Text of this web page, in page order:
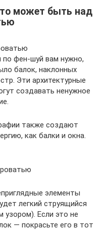
может быть над
по фен-шуй вам нужно,
балок, наклонных
Эти архитектурные
создавать ненужное
также создают
как балки и окна.
элементы
легкий струящийся
узором). Если это не
— покрасьте его в тот